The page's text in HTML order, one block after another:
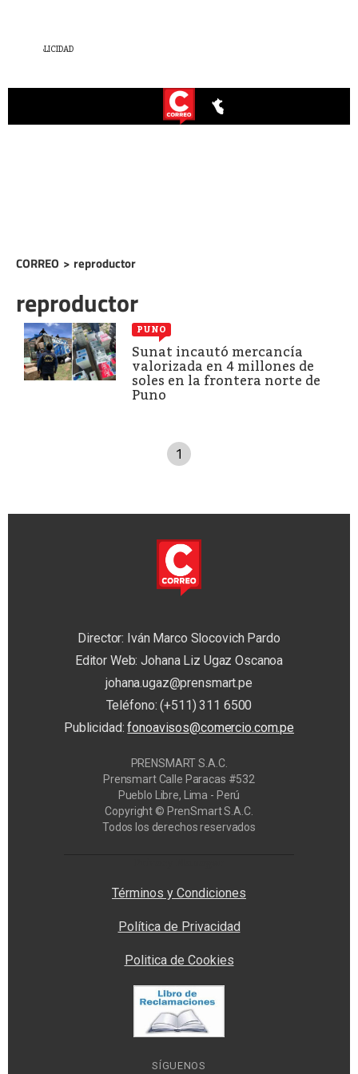
CORREO > reproductor
reproductor
PUNO
Sunat incautó mercancía
valorizada en 4 millones de
soles en la frontera norte de
Puno
1
Director: Iván Marco Slocovich Pardo
Editor Web: Johana Liz Ugaz Oscanoa
johana.ugaz@prensmart.pe
Teléfono: (+511) 311 6500
Publicidad:fonoavisos@comercio.com.pe
PRENSMART S.A.C.
Prensmart Calle Paracas #532
Pueblo Libre, Lima - Perú
Copyright © PrenSmart S.A.C.
Todos los derechos reservados
Términos y Condiciones
Política de Privacidad
Politica de Cookies
SÍGUENOS